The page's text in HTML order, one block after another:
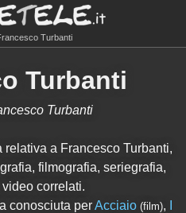
Turbanti
Turbanti
Turbanti
relativa a Francesco Turbanti,
filmografia, seriegrafia,
correlati.
conosciuta perAcciaio (film),